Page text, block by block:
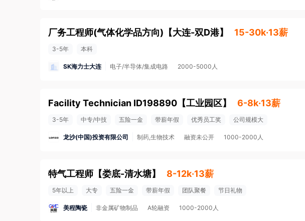
厂务工程师(气体化学品方向) 【大连-双D港】 15-30k·13薪
3-5年 本科
SK海力士大连 电子/半导体/集成电路 2000-5000人
Facility Technician ID198890 【工业园区】 6-8k·13薪
3-5年 中专/中技 五险一金 带薪年假 优秀员工奖 公司规模大
龙沙(中国)投资有限公司 制药,生物技术 融资未公开 1000-2000人
特气工程师 【娄底-清水塘】 8-12k·13薪
5年以上 大专 五险一金 带薪年假 团队聚餐 节日礼物
美程陶瓷 非金属矿物制品 A轮融资 1000-2000人